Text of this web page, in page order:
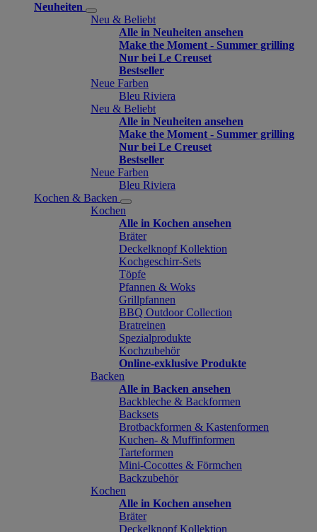
Neuheiten
Neu & Beliebt
Alle in Neuheiten ansehen
Make the Moment - Summer grilling
Nur bei Le Creuset
Bestseller
Neue Farben
Bleu Riviera
Neu & Beliebt
Alle in Neuheiten ansehen
Make the Moment - Summer grilling
Nur bei Le Creuset
Bestseller
Neue Farben
Bleu Riviera
Kochen & Backen
Kochen
Alle in Kochen ansehen
Bräter
Deckelknopf Kollektion
Kochgeschirr-Sets
Töpfe
Pfannen & Woks
Grillpfannen
BBQ Outdoor Collection
Bratreinen
Spezialprodukte
Kochzubehör
Online-exklusive Produkte
Backen
Alle in Backen ansehen
Backbleche & Backformen
Backsets
Brotbackformen & Kastenformen
Kuchen- & Muffinformen
Tarteformen
Mini-Cocottes & Förmchen
Backzubehör
Kochen
Alle in Kochen ansehen
Bräter
Deckelknopf Kollektion